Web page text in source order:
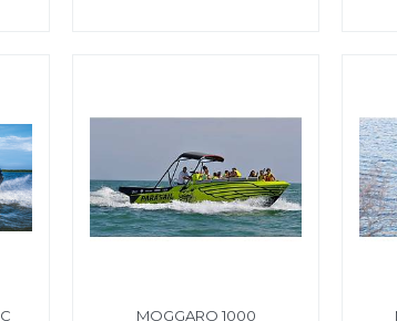
MOGGARO 1000